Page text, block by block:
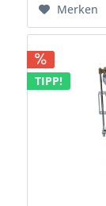
Merken
TIPP!